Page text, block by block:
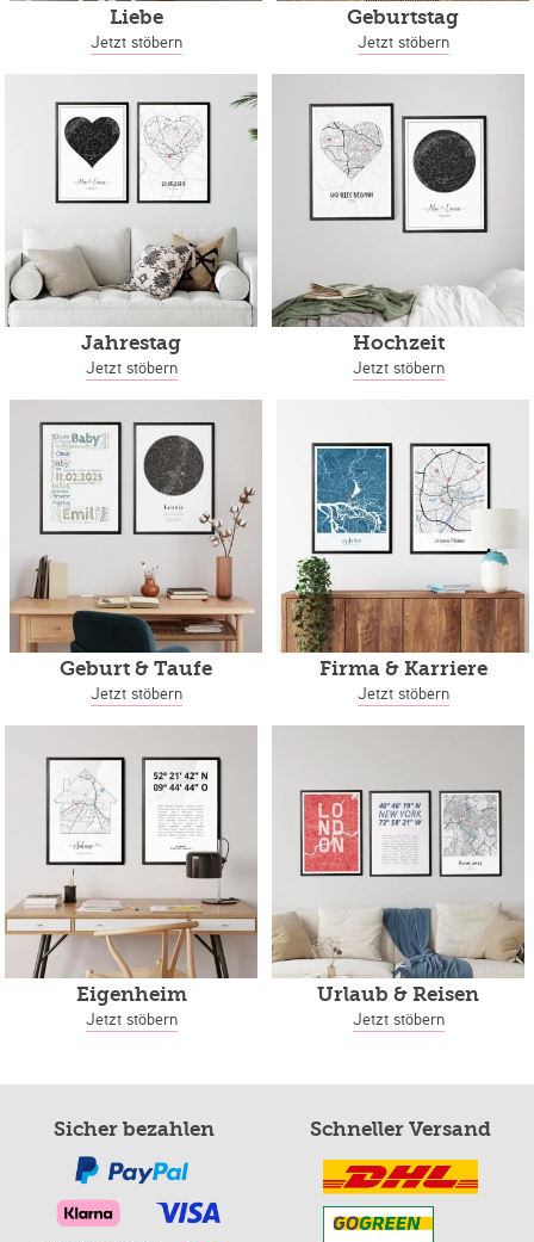
Liebe
Jetzt stöbern
Geburtstag
Jetzt stöbern
Jahrestag
Jetzt stöbern
Hochzeit
Jetzt stöbern
Geburt & Taufe
Jetzt stöbern
Firma & Karriere
Jetzt stöbern
Eigenheim
Jetzt stöbern
Urlaub & Reisen
Jetzt stöbern
Sicher bezahlen Schneller Versand